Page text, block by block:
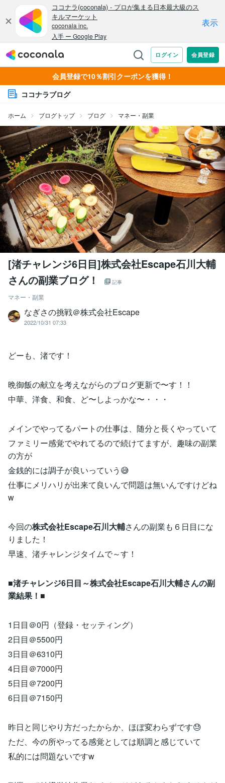
会員登録で10％割引クーポンを獲得！
ココナラブログ
ホーム ブログトップ ブログ マネー・副業
[渚チャレンジ6日目]株式会社Escape石川大輔
さんの副業ブログ！
記事
マネー・副業
なぎさの挑戦＠株式会社Escape
2022/10/31 07:33
どーも、渚です！
晩御飯の献立を考えながらのブログ更新で〜す！！
中華、洋食、和食、ど〜しよっかな〜・・・
メインでやってるパートの仕事は、随分と長くやっていて
ファミリー感覚でやれてるので続けてますが、趣味の副業
の方が
金銭的には調子が良いっていう😅
仕事にメリハリが出来て良いんで問題は無いんですけどね
w
今回の株式会社Escape石川大輔さんの副業も６日目にな
りました！
早速、渚チャレンジタイムで～す！
■渚チャレンジ6日目～株式会社Escape石川大輔さんの副
業結果！ ■
1日目＠0円（登録・セッティング）
2日目＠5500円
3日目＠6310円
4日目＠7000円
5日目＠7200円
6日目＠7150円
昨日と同じやり方だったからか、ほぼ変わらずです😓
ただ、今の所やってる感覚としては順調と感じていて
私的には問題ないですw